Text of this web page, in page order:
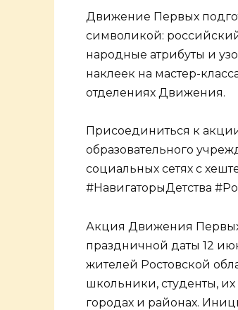
Движение Первых
символикой:
народные атрибуты и
наклеек на мастер-
отделениях Движения.
Присоединиться к
образовательного
социальных сетях с
#НавигаторыДетства
Акция Движения
праздничной даты 12
жителей Ростовской
школьники, студенты,
городах и районах.